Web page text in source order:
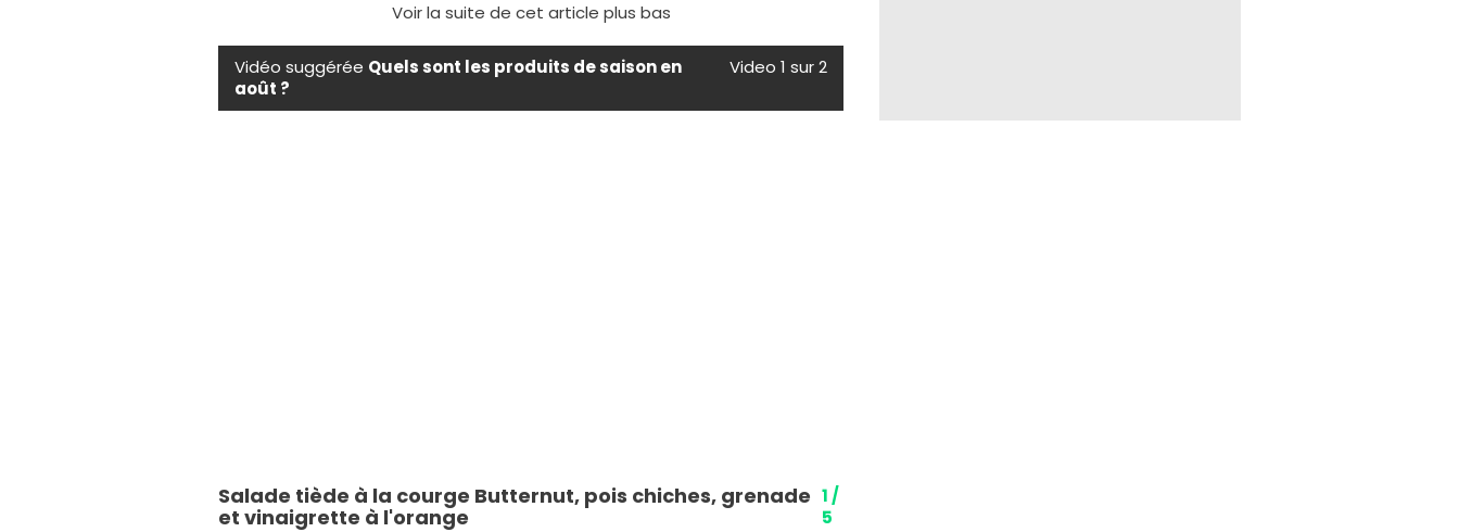
Voir la suite de cet article plus bas
Vidéo suggérée Quels sont les produits de saison en
août ?
Video 1 sur 2
Salade tiède à la courge Butternut, pois chiches, grenade
et vinaigrette à l'orange
1 /
5